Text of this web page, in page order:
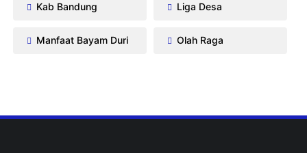
Kab Bandung Liga Desa
Manfaat Bayam Duri Olah Raga